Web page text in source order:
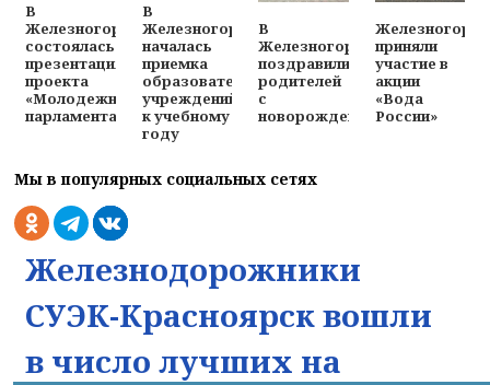
В
Железногорске
состоялась
презентация
проекта
«Молодежного
парламента»
В
Железногорске
началась
приемка
образовательных
учреждений
к учебному
году
В
Железногорске
поздравили
родителей
с
новорожденными
приняли
участие в
акции
«Вода
России»
Мы в популярных социальных сетях
Железнодорожники
СУЭК-Красноярск вошли
в число лучших на